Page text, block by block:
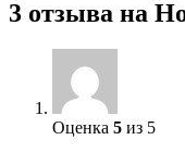
3 отзыва на
Оценка 5 из 5